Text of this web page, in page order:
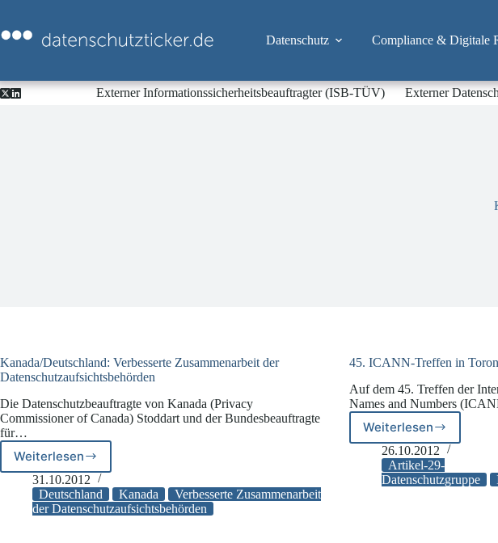
springen
Datenschutz Compliance & Digitale
Externer Informationssicherheitsbeauftragter (ISB-TÜV) Externer
Kanada/Deutschland: Verbesserte Zusammenarbeit der
Datenschutzaufsichtsbehörden
Die Datenschutzbeauftragte von Kanada (Privacy
Commissioner of Canada) Stoddart und der Bundesbeauftragte
für…
WeiterlesenKanada/Deutschland:
Verbesserte
Zusammenarbeit
der
31.10.2012
Deutschland
Kanada
Verbesserte Zusammenarbeit
der Datenschutzaufsichtsbehörden
45. ICANN-Treffen in
Auf dem 45. Treffen der
Names and Numbers
Weiterlesen
45.
ICANN-
Treffen
in
26.10.2012
Artikel-29-
Datenschutzgruppe